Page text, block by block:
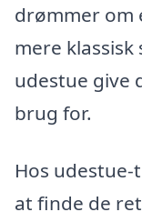
drømmer om
mere
udestue give
brug for.
Hos
at finde de